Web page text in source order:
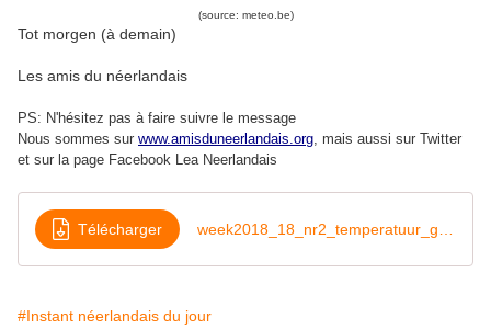
(source: meteo.be)
Tot morgen (à demain)
Les amis du néerlandais
PS: N'hésitez pas à faire suivre le message
Nous sommes sur www.amisduneerlandais.org, mais aussi sur Twitter
et sur la page Facebook Lea Neerlandais
Télécharger
#Instant néerlandais du jour